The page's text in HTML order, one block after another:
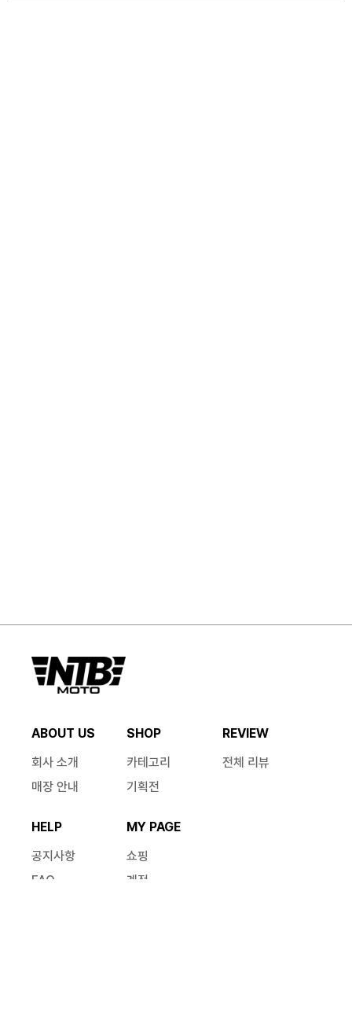
ABOUT US
회사 소개
매장 안내
SHOP
카테고리
기획전
REVIEW
전체 리뷰
HELP
공지사항
FAQ
MY PAGE
쇼핑
계정